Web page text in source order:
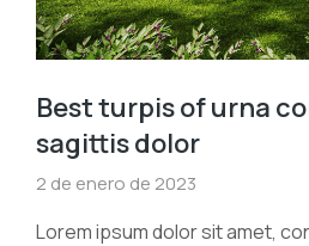
Best turpis of urna
sagittis dolor
2 de enero de 2023
Lorem ipsum dolor sit amet,